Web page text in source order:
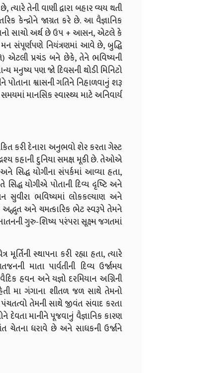
તેની વાણી દ્વારા બહાર વ્યય થતી
કેન્દ્રોને જાગ્રત કરે છે. આ વૈજ્ઞાનિક
સાચો અર્થ છે ઉપ + આસન, એટલે કે
સંપૂર્ણપણે નિયંત્રણમાં આવે છે, બુદ્ધિ
એટલી પ્રચંડ બને છેકે, તેને ભવિષ્યની
મનુષ્ય પણ જો દિવસની થોડી મિનિટો
પોતાના શ્વાસની ગતિને નિહાળવાનું શરૂ
માનસિક સ્વાસ્થ્ય માટે અનિવાર્ય
કરી દેનારા અનુભવો શેર કરતા ગેસ્ટ
કહાની દુનિયા સમક્ષ મૂકી છે. તેઓએ
યોગીના સંપર્કમાં આવ્યા હતા,
યોગીએ પોતાની દિવ્ય દૃષ્ટિ અને
સુવીરા ભવિષ્યમાં લોકકલ્યાણ અને
અદ્ભુત અને ચમત્કારિક ભેટ સ્વરૂપે તેમને
ગુરુ-શિષ્ય પરંપરા સૂક્ષ્મ જગતમાં
સ્થાપના કરી રહ્યા હતા, ત્યારે
માતા પાર્વતીની દિવ્ય ઉર્જામય
હવન અને યજ્ઞો દરમિયાન અગ્નિની
મા ગંગાના શીતળ જળ સાથે તેમનો
તેમની સાથે જીવંત સંવાદ કરતા
દેવતા માનીને પૂજવાનું વૈજ્ઞાનિક કારણ
ચેતના ધરાવે છે અને સાધકની ઉર્જાને